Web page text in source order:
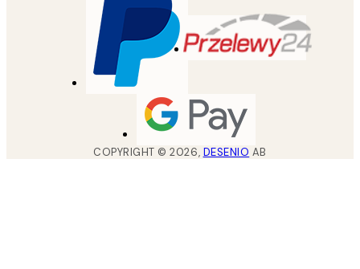
COPYRIGHT ©2026, DESENIO AB